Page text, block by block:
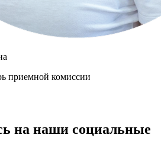
приемной комиссии
на наши социальные